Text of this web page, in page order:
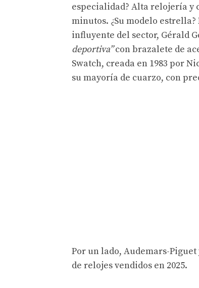
especialidad? Alta relojería y
minutos. ¿Su modelo estrella?
influyente del sector, Gérald
deportiva”con brazalete de
Swatch, creada en 1983 por
su mayoría de cuarzo, con
Por un lado, Audemars-Piguet
de relojes vendidos en 2025.